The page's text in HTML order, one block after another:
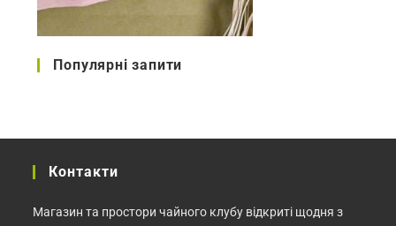
Популярні запити
Контакти
Магазин та простори чайного клубу відкриті щодня з